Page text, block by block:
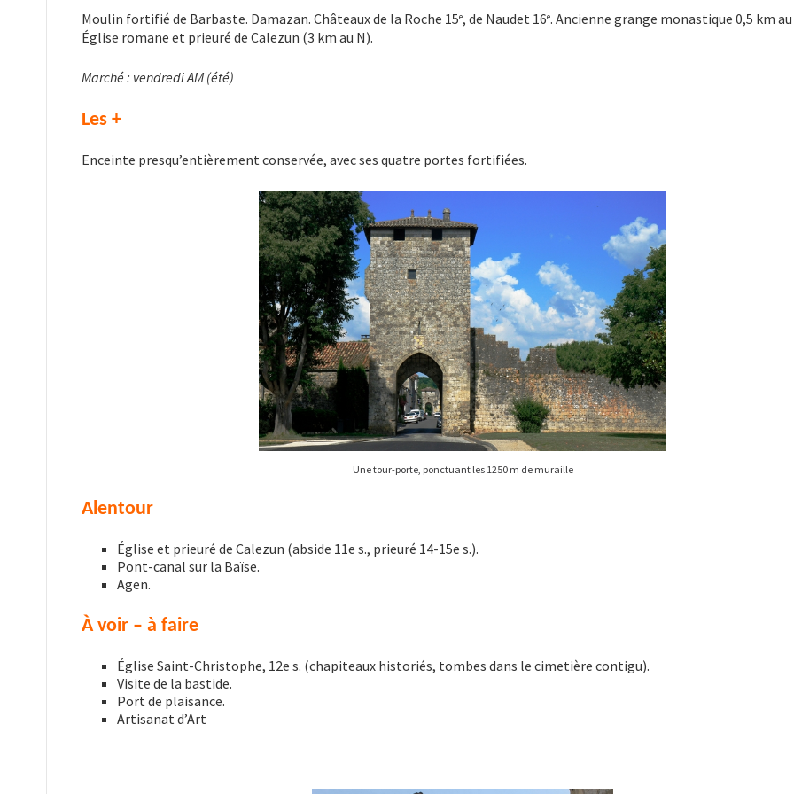
Moulin fortifié de Barbaste. Damazan. Châteaux de la Roche 15e, de Naudet 16e. Ancienne grange monastique 0,5 km au
Église romane et prieuré de Calezun (3 km au N).
Marché : vendredi AM (été)
Les +
Enceinte presqu’entièrement conservée, avec ses quatre portes fortifiées.
Une tour-porte, ponctuant les 1250 m de muraille
Alentour
Église et prieuré de Calezun (abside 11e s., prieuré 14-15e s.).
Pont-canal sur la Baïse.
Agen.
À voir – à faire
Église Saint-Christophe, 12e s. (chapiteaux historiés, tombes dans le cimetière contigu).
Visite de la bastide.
Port de plaisance.
Artisanat d’Art